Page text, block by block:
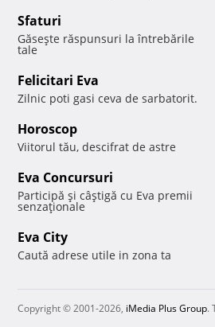
Sfaturi
Găseşte răspunsuri la întrebările
tale
Felicitari Eva
Zilnic poti gasi ceva de sarbatorit.
Horoscop
Viitorul tău, descifrat de astre
Eva Concursuri
Participă şi câştigă cu Eva premii
senzaţionale
Eva City
Caută adrese utile in zona ta
Copyright © 2001-2026, iMedia Plus Group.